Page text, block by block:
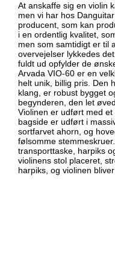
At anskaffe sig en violin
men vi har hos
producent, som kan
i en ordentlig kvalitet,
men som samtidigt er til
overvejelser lykkedes
fuldt ud opfylder de
Arvada VIO-60 er en
helt unik, billig pris. Den
klang, er robust bygget
begynderen, den let
Violinen er udført med
bagside er udført i
sortfarvet ahorn, og
følsomme
transporttaske, harpiks
violinens stol placeret,
harpiks, og violinen